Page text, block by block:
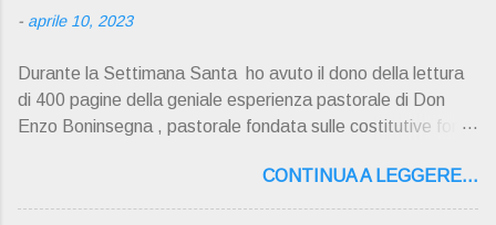
- aprile 10, 2023
Durante la Settimana Santa ho avuto il dono della lettura
di 400 pagine della geniale esperienza pastorale di Don
Enzo Boninsegna , pastorale fondata sulle costitutive fon ti
Dio giunta in continuit à ecclesiale a noi per mezzo di Gesù,
degli Apostoli e dei loro successori . Io don Gino Oliosi v
CONTINUA A LEGGERE...